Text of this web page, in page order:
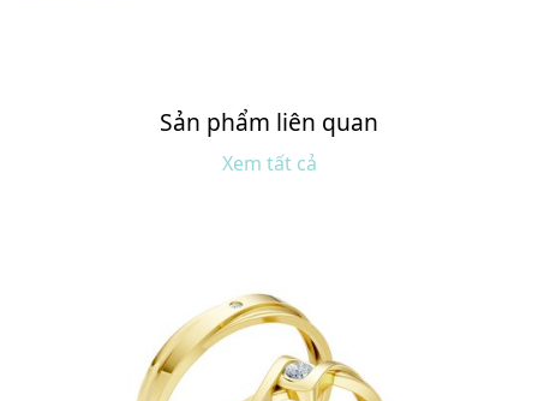
Sản phẩm liên quan
Xem tất cả